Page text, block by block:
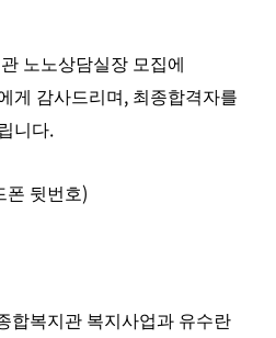
노노상담실장 모집에
게 감사드리며 , 최종합격자를
니다.
폰 뒷번호)
합복지관 복지사업과 유수란